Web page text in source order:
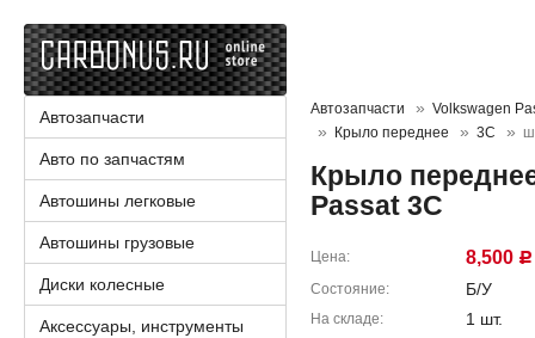
Автозапчасти
Volkswagen
Крыло переднее
3C
Крыло
Passat 3C
Цена 8,500 Р
Состояние Б/У
На складе 1 шт.
Автозапчасти
Авто по запчастям
Автошины легковые
Автошины грузовые
Диски колесные
Аксессуары, инструменты